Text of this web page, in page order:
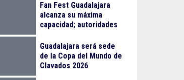
Fan Fest Guadalajara
alcanza su máxima
capacidad; autoridades
Guadalajara será sede
de la Copa del Mundo de
Clavados 2026